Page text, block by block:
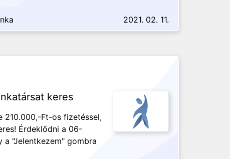
2021. 02. 11.
keres
210.000,-Ft-os fizetéssel,
Érdeklődni a 06-
"Jelentkezem" gombra